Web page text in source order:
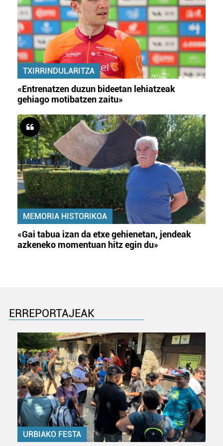
TXIRRINDULARITZA
«Entrenatzen duzun bideetan lehiatzeak
gehiago motibatzen zaitu»
MEMORIA HISTORIKOA
«Gai tabua izan da etxe gehienetan, jendeak
azkeneko momentuan hitz egin du»
ERREPORTAJEAK
URBIAKO FESTA